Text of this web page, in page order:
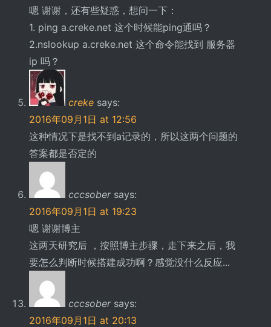
嗯 谢谢，还有些疑惑，想问一下：
1. ping a.creke.net 这个时候能ping通吗？
2.nslookup a.creke.net 这个命令能找到 服务器
ip 吗？
creke says:
2016年09月1日 at 12:56
这种情况下是找不到a记录的，所以这两个问题的
答案都是否定的
cccsober says:
2016年09月1日 at 19:23
嗯 谢谢博主
这两天研究后 ，按照博主步骤，走下来之后，我
要怎么判断时候搭建成功啊？感觉没什么反应...
cccsober says:
2016年09月1日 at 20:13